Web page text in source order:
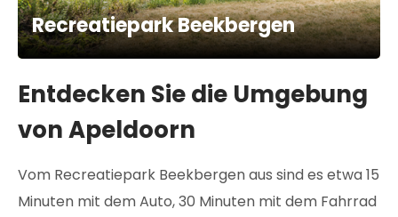
Recreatiepark Beekbergen
Entdecken Sie die Umgebung
von Apeldoorn
Vom Recreatiepark Beekbergen aus sind es etwa 15
Minuten mit dem Auto, 30 Minuten mit dem Fahrrad